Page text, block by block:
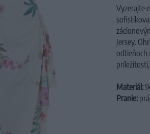
Vyzerajte
Jersey.
odtieňoch
Materiál:
Pranie: